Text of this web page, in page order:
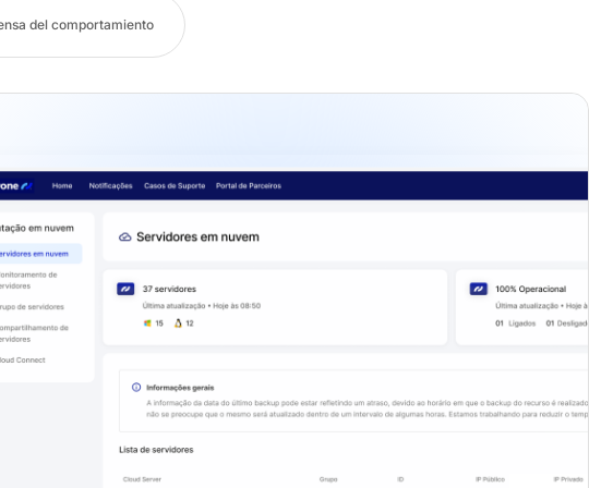
del comportamiento